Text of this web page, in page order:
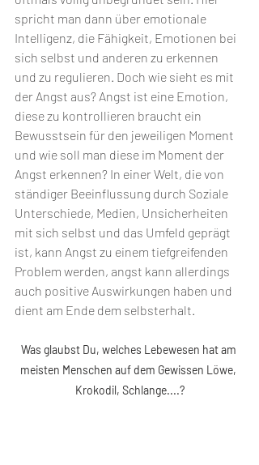
spricht man dann über emotionale
Intelligenz, die Fähigkeit, Emotionen bei
sich selbst und anderen zu erkennen
und zu regulieren. Doch wie sieht es mit
der Angst aus? Angst ist eine Emotion,
diese zu kontrollieren braucht ein
Bewusstsein für den jeweiligen Moment
und wie soll man diese im Moment der
Angst erkennen? In einer Welt, die von
ständiger Beeinflussung durch Soziale
Unterschiede, Medien, Unsicherheiten
mit sich selbst und das Umfeld geprägt
ist, kann Angst zu einem tiefgreifenden
Problem werden, angst kann allerdings
auch positive Auswirkungen haben und
dient am Ende dem selbsterhalt.
Was glaubst Du, welches Lebewesen hat am
meisten Menschen auf dem Gewissen Löwe,
Krokodil, Schlange....?